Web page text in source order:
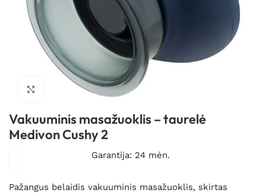
Spustelėkite, kad padidintumėte
Vakuuminis masažuoklis – taurelė
Medivon Cushy 2
Garantija: 24 mėn.
Pažangus belaidis vakuuminis masažuoklis, skirtas